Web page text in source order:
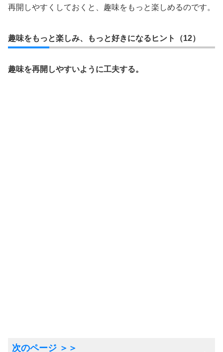
再開しやすくしておくと、趣味をもっと楽しめるのです。
趣味をもっと楽しみ、もっと好きになるヒント（12）
趣味を再開しやすいように工夫する。